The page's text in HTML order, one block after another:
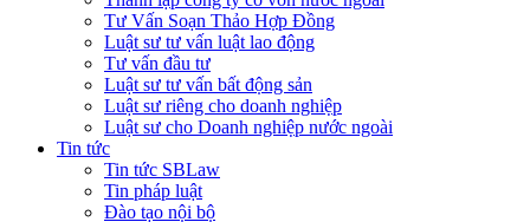
Tư Vấn Soạn Thảo Hợp Đồng
Luật sư tư vấn luật lao động
Tư vấn đầu tư
Luật sư tư vấn bất động sản
Luật sư riêng cho doanh nghiệp
Luật sư cho Doanh nghiệp nước ngoài
Tin tức
Tin tức SBLaw
Tin pháp luật
Đào tạo nội bộ